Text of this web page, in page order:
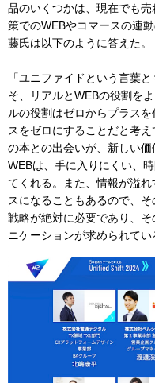
品のいくつかは、現在でも
策でのWEBやコマースの連
藤氏は以下のように答えた。
「ユニファイドという言葉
そ、リアルとWEBの役割を
ルの役割はゼロからプラス
スをゼロにすることだと考
の本との出会いが、新しい価
WEBは、手に入りにくい、
てくれる。また、情報が溢
スになることもあるので、
戦略が絶対に必要であり、
ニケーションが求められてい